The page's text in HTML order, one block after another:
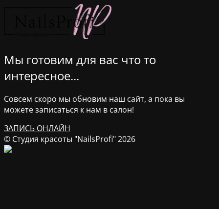
Мы готовим для вас что то
интересное...
Совсем скоро мы обновим наш сайт, а пока вы
можете записаться к нам в салон!
ЗАПИСЬ ОНЛАЙН
© Студия красоты "NailsProfi" 2026